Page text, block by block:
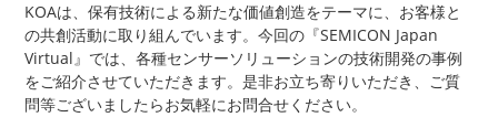
KOAは、保有技術による新たな価値創造をテーマに、お客様と
の共創活動に取り組んでいます。今回の『SEMICON Japan
Virtual』では、各種センサーソリューションの技術開発の事例
をご紹介させていただきます。是非お立ち寄りいただき、ご質
問等ございましたらお気軽にお問合せください。